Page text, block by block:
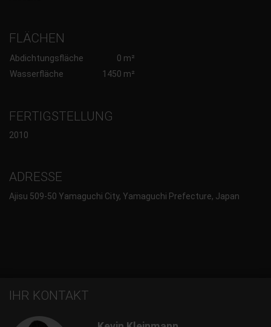
FLÄCHEN
Abdichtungsfläche
0 m²
Wasserfläche
1450 m²
FERTIGSTELLUNG
2010
ADRESSE
Ajisu 509-50 Yamaguchi City, Yamaguchi Prefecture, Japan
IHR KONTAKT